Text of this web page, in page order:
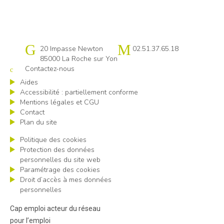
Cap emploi 85
20 Impasse Newton
85000 La Roche sur Yon
02.51.37.65.18
Contactez-nous
Aides
Accessibilité : partiellement conforme
Mentions légales et CGU
Contact
Plan du site
Politique des cookies
Protection des données
personnelles du site web
Paramétrage des cookies
Droit d’accès à mes données
personnelles
Cap emploi acteur du réseau
pour l’emploi